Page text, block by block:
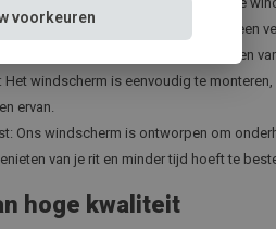
Het windscherm zorgt voor een
bij lagere temperaturen kunt genieten
windscherm is eenvoudig te
ervan.
Ons windscherm is ontworpen om
van je rit en minder tijd hoeft te
hoge kwaliteit
voorkeuren